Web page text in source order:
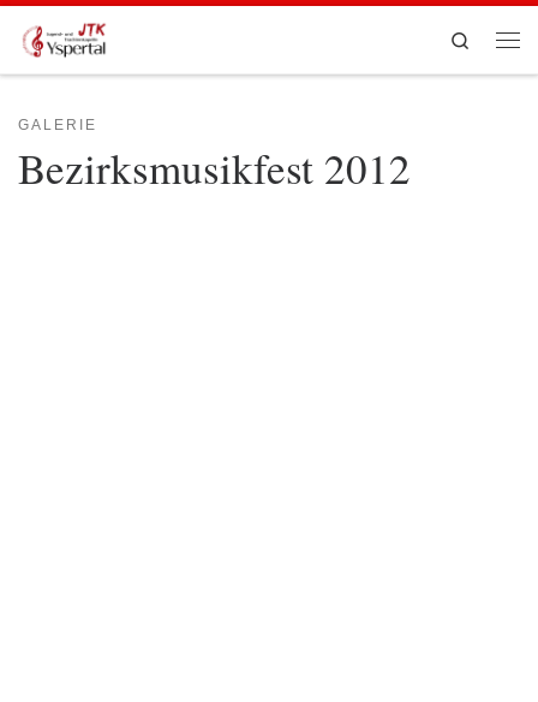
Zum Inhalt springen
Search
GALERIE
Bezirksmusikfest 2012